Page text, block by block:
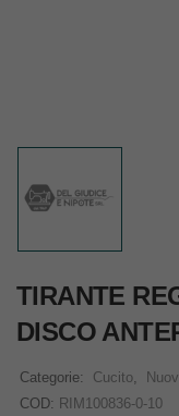
TIRANTE
DISCO
Categorie: Cucito,
COD: RIM100836-0-10